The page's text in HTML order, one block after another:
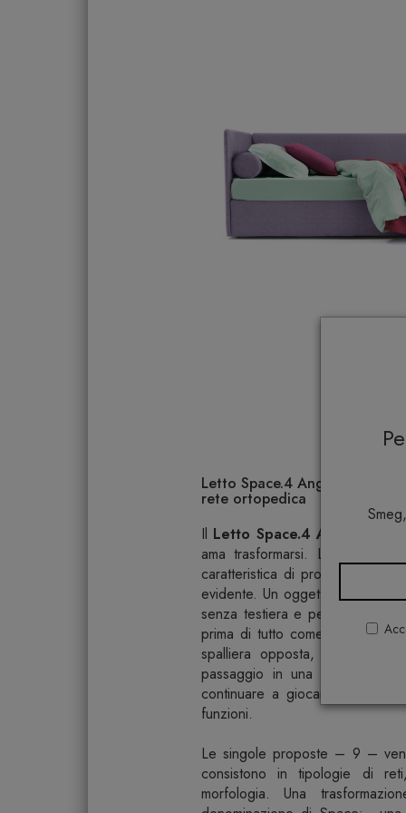
Letto Space.4 Angolo Alto
rete ortopedica
Il Letto Space.4 Angolo Alto
ama trasformarsi. L’arte della
caratteristica di progetto
evidente. Un oggetto di arredo
senza testiera e pediera –
prima di tutto come letto con
spalliera opposta, e una
passaggio in una sponda ad
continuare a giocare con
funzioni.
Le singole proposte – 9 –
consistono in tipologie di
morfologia. Una